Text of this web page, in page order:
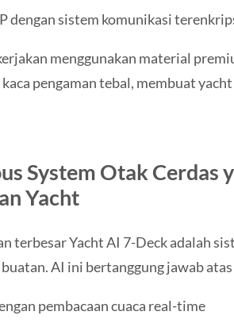
dengan sistem komunikasi
menggunakan material
pengaman tebal, membuat yacht
System Otak Cerdas
Yacht
terbesar Yacht AI 7-Deck adalah
AI ini bertanggung jawab
pembacaan cuaca real-time